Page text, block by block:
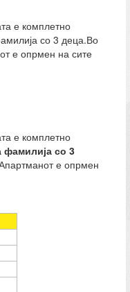
е комплетно
со 3 деца.Во
е опрмен на сите
е комплетно
фамилија со 3
е опрмен